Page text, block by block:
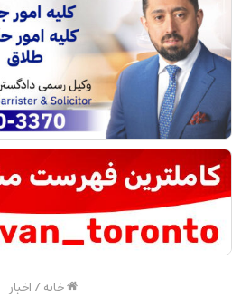
خانه/ اخبار